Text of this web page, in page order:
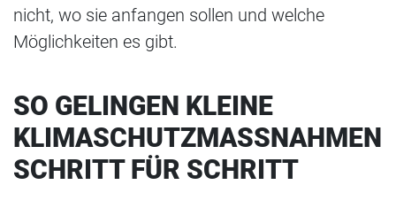
nicht, wo sie anfangen sollen und welche
Möglichkeiten es gibt.
SO GELINGEN KLEINE
KLIMASCHUTZMASSNAHMEN S
CHRITT FÜR SCHRITT